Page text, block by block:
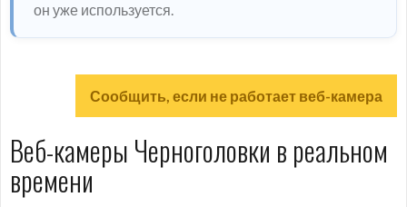
он уже используется.
Сообщить, если не работает веб-камера
Веб-камеры Черноголовки в реальном
времени